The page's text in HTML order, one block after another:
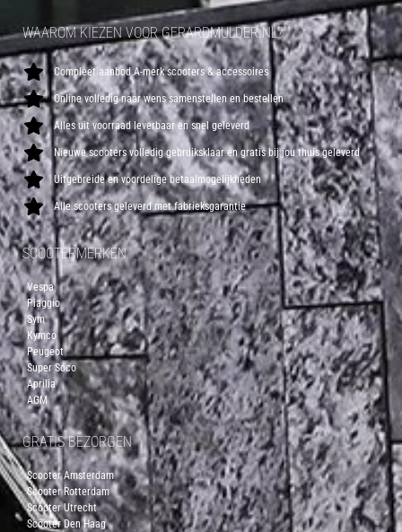
WAAROM KIEZEN VOOR GERARDMULDER.NL?
Compleet aanbod A-merk scooters & accessoires
Online volledig naar wens samenstellen en bestellen
Alles uit voorraad leverbaar en snel geleverd
Nieuwe scooters volledig gebruiksklaar en gratis bij jou thuis geleverd
Uitgebreide en voordelige betaalmogelijkheden
Alle scooters geleverd met fabrieksgarantie
SCOOTERMERKEN
Vespa
Piaggio
Sym
Kymco
Peugeot
Super Soco
Aprilia
AGM
GRATIS BEZORGEN
Scooter Amsterdam
Scooter Rotterdam
Scooter Utrecht
Scooter Den Haag